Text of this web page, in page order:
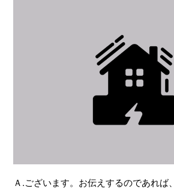
Ａ.ございます。お伝えするのであれば